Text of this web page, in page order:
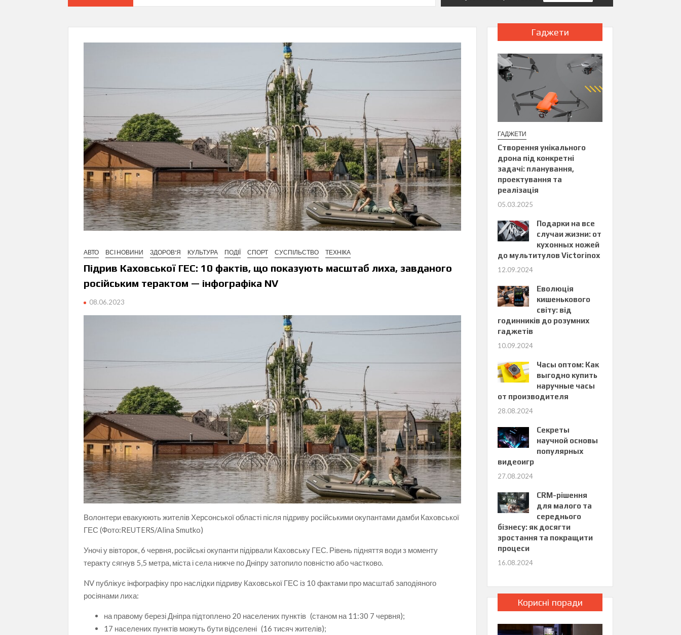
АВТО ВСІ НОВИНИ ЗДОРОВ'Я КУЛЬТУРА ПОДІЇ СПОРТ СУСПІЛЬСТВО ТЕХНІКА
Підрив Каховської ГЕС: 10 фактів, що показують масштаб лиха, завданого
російським терактом — інфографіка NV
08.06.2023
Волонтери евакуюють жителів Херсонської області після підриву російськими окупантами дамби Каховської
ГЕС (Фото:REUTERS/Alina Smutko)
Уночі у вівторок, 6 червня, російські окупанти підірвали Каховську ГЕС. Рівень підняття води з моменту
теракту сягнув 5,5 метра, міста і села нижче по Дніпру затопило повністю або частково.
NV публікує інфографіку про наслідки підриву Каховської ГЕС із 10 фактами про масштаб заподіяного
росіянами лиха:
на правому березі Дніпра підтоплено 20 населених пунктів (станом на 11:30 7 червня);
17 населених пунктів можуть бути відселені (16 тисяч жителів);
Гаджети
ГАДЖЕТИ
Створення унікального
дрона під конкретні
задачі: планування,
проектування та
реалізація
05.03.2025
Подарки на все
случаи жизни: от
кухонных ножей
до мультитулов Victorinox
12.09.2024
Еволюція
кишенькового
світу: від
годинників до розумних
гаджетів
10.09.2024
Часы оптом: Как
выгодно купить
наручные часы
от производителя
28.08.2024
Секреты
научной основы
популярных
видеоигр
27.08.2024
CRM-рішення
для малого та
середнього
бізнесу: як досягти
зростання та покращити
процеси
16.08.2024
Корисні поради